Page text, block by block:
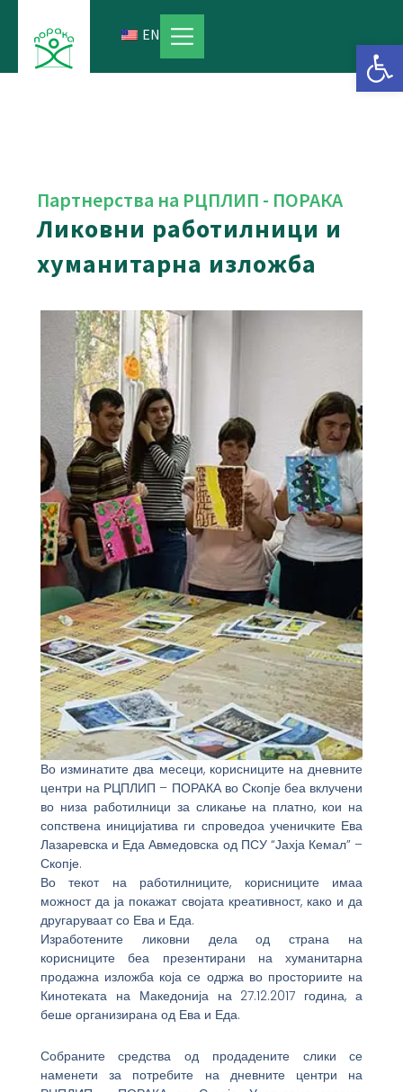
content
EN
Партнерства на РЦПЛИП - ПОРАКА
Ликовни работилници и
хуманитарна изложба
Во изминатите два месеци, корисниците на дневните
центри на РЦПЛИП – ПОРАКА во Скопје беа вклучени
во низа работилници за сликање на платно, кои на
сопствена иницијатива ги спроведоа ученичките Ева
Лазаревска и Еда Авмедовска од ПСУ “Јахја Кемал” –
Скопје.
Во текот на работилниците, корисниците имаа
можност да ја покажат својата креативност, како и да
другаруваат со Ева и Еда.
Изработените ликовни дела од страна на
корисниците беа презентирани на хуманитарна
продажна изложба која се одржа во просториите на
Кинотеката на Македонија на 27.12.2017 година, а
беше организирана од Ева и Еда.
Собраните средства од продадените слики се
наменети за потребите на дневните центри на